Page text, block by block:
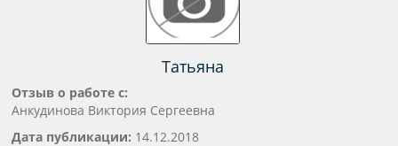
Татьяна
Отзыв о работе с:
Анкудинова Виктория Сергеевна
Дата публикации: 14.12.2018